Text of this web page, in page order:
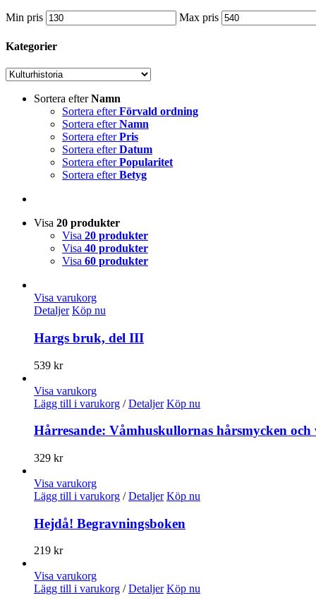
Min pris Max pris
Kategorier
Sortera efterNamn
Sortera efterFörvald ordning
Sortera efterNamn
Sortera efterPris
Sortera efterDatum
Sortera efterPopularitet
Sortera efterBetyg
Visa 20 produkter
Visa 20 produkter
Visa 40 produkter
Visa 60 produkter
Visa varukorg
Detaljer Köp nu
Hargs bruk, del III
539 kr
Visa varukorg
Lägg till i varukorg / Detaljer Köp nu
Hårresande: Våmhuskullornas hårsmycken
329 kr
Visa varukorg
Lägg till i varukorg / Detaljer Köp nu
Hejdå! Begravningsboken
219 kr
Visa varukorg
Lägg till i varukorg / Detaljer Köp nu